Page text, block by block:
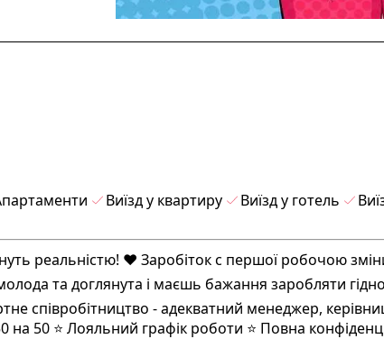
Виїзд у квартиру Виїзд у готель
реальністю! ❤️ Заробіток с першої робочою
та доглянута і маєшь бажання заробляти
співробітництво - адекватний менеджер,
50 ⭐️ Лояльний графік роботи ⭐️ Повна